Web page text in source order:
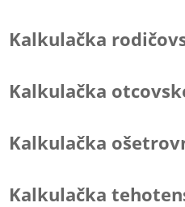
Kalkulačka
Kalkulačka
Kalkulačka
Kalkulačka